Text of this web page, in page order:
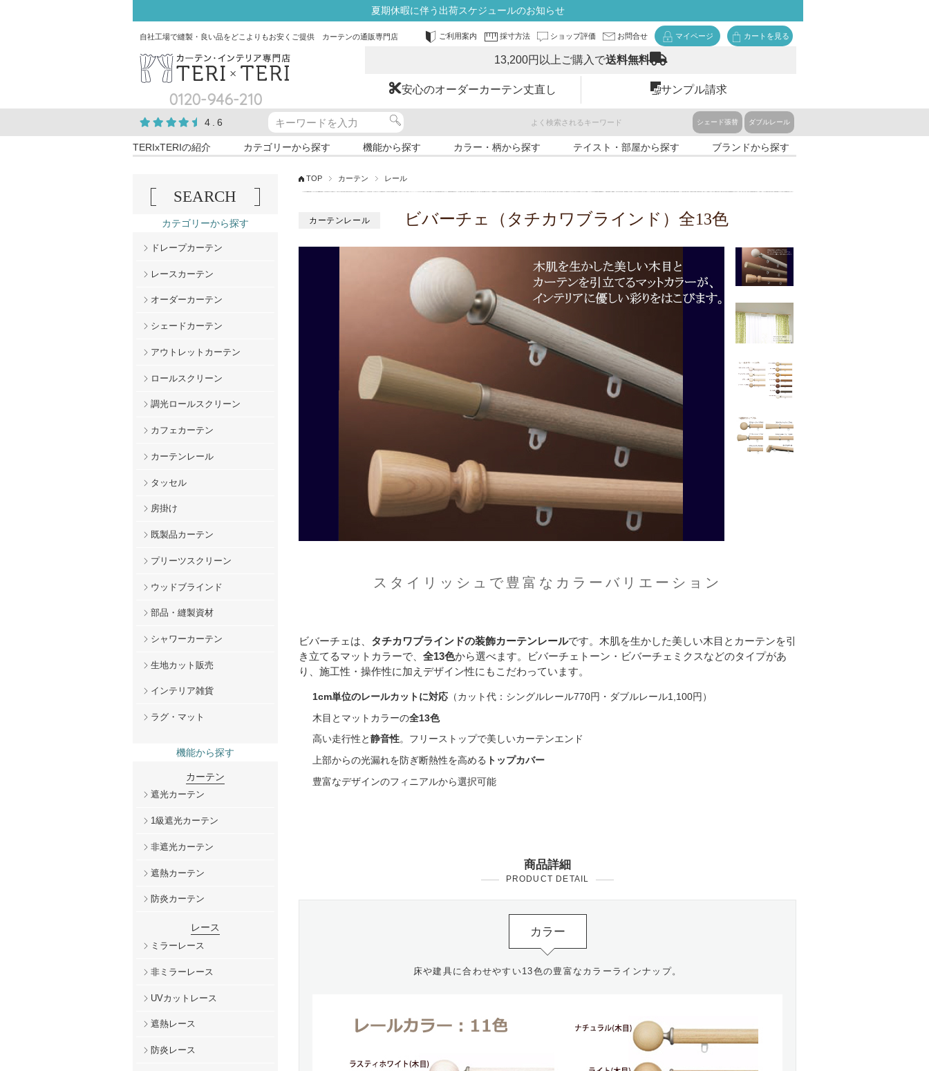
夏期休暇に伴う出荷スケジュールのお知らせ
自社工場で縫製・良い品をどこよりもお安くご提供 カーテンの通販専門店 ご利用案内 採寸方法 ショップ評価 お問合せ マイページ カートを見る
0120-946-210
13,200円以上ご購入で送料無料
安心のオーダーカーテン丈直し サンプル請求
4.6 よく検索されるキーワード シェード張替 ダブルレール
TERIxTERIの紹介 カテゴリーから探す 機能から探す カラー・柄から探す テイスト・部屋から探す ブランドから探す
TOP カーテン レール
スタイリッシュで豊富なカラーバリエーション
カーテンレール ビバーチェ（タチカワブラインド）全13色
ビバーチェは、 タチカワブラインドの装飾カーテンレールです。木肌を生かした美しい木目とカーテンを引
き立てるマットカラーで、 全13色から選べます。ビバーチェトーン・ビバーチェミクスなどのタイプがあ
り、施工性・操作性に加えデザイン性にもこだわっています。
1cm単位のレールカットに対応（カット代：シングルレール770円・ダブルレール1,100円）
木目とマットカラーの全13色
高い走行性と静音性。フリーストップで美しいカーテンエンド
上部からの光漏れを防ぎ断熱性を高める トップカバー
豊富なデザインのフィニアルから選択可能
商品詳細
PRODUCT DETAIL
カラー
床や建具に合わせやすい13色の豊富なカラーラインナップ。
SEARCH
カテゴリーから探す
ドレープカーテン
レースカーテン
オーダーカーテン
シェードカーテン
アウトレットカーテン
ロールスクリーン
調光ロールスクリーン
カフェカーテン
カーテンレール
タッセル
房掛け
既製品カーテン
プリーツスクリーン
ウッドブラインド
部品・縫製資材
シャワーカーテン
生地カット販売
インテリア雑貨
ラグ・マット
機能から探す
カーテン
遮光カーテン
1級遮光カーテン
非遮光カーテン
遮熱カーテン
防炎カーテン
レース
ミラーレース
非ミラーレース
UVカットレース
遮熱レース
防炎レース